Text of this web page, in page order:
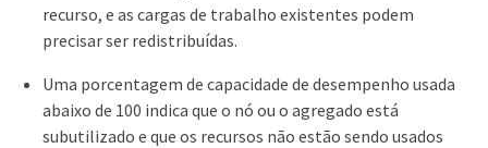
recurso, e as cargas de trabalho existentes podem
precisar ser redistribuídas.
Uma porcentagem de capacidade de desempenho usada
abaixo de 100 indica que o nó ou o agregado está
subutilizado e que os recursos não estão sendo usados